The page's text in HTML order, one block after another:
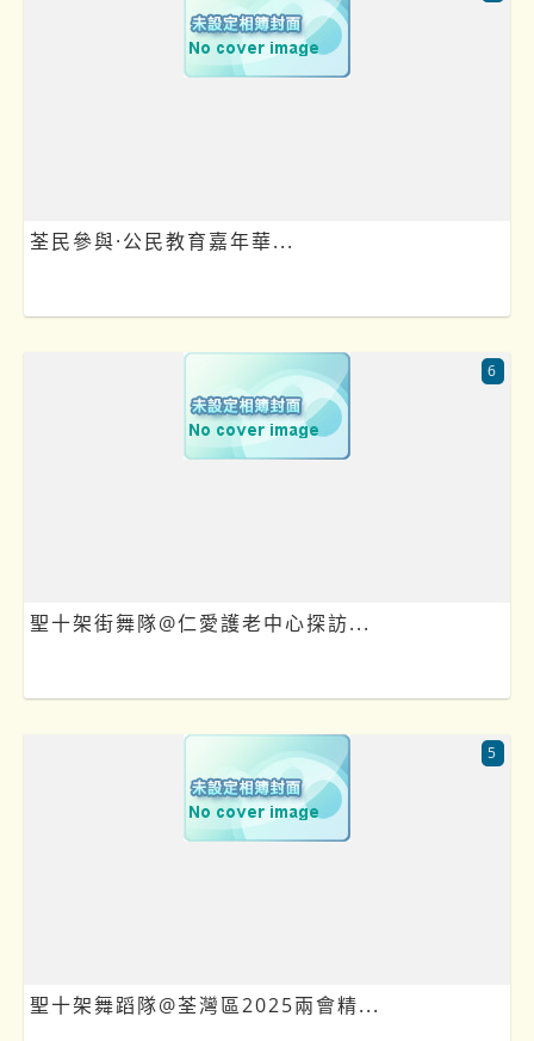
荃民參與·公民教育嘉年華...
聖十架街舞隊@仁愛護老中心探訪...
6
聖十架舞蹈隊@荃灣區2025兩會精...
5